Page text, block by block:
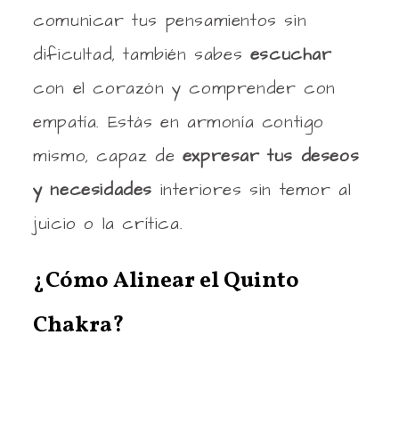
comunicar tus pensamientos sin
dificultad, también sabes escuchar
con el corazón y comprender con
empatía. Estás en armonía contigo
mismo, capaz de expresar tus deseos
y necesidades interiores sin temor al
juicio o la crítica.
¿Cómo Alinear el Quinto
Chakra?